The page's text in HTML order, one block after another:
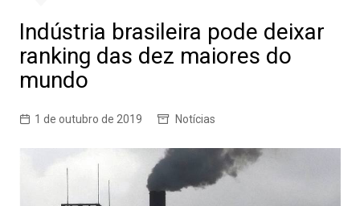
Indústria brasileira pode deixar
ranking das dez maiores do
mundo
1 de outubro de 2019 Notícias